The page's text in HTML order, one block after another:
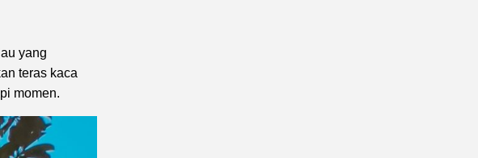
yang
teras kaca
momen.